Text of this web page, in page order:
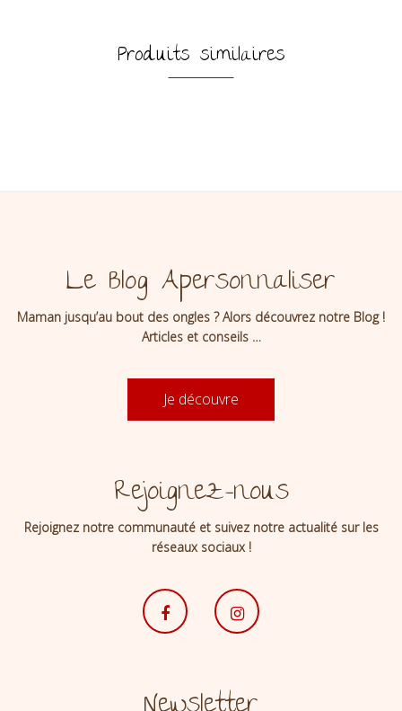
Produits similaires
Le Blog Apersonnaliser
Maman jusqu’au bout des ongles ? Alors découvrez notre Blog !
Articles et conseils …
Je découvre
Rejoignez-nous
Rejoignez notre communauté et suivez notre actualité sur les
réseaux sociaux !